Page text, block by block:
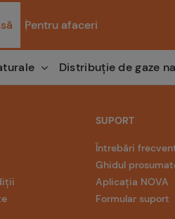
Pentru afaceri
Distribuție de gaze
SUPORT
Întrebări
Ghidul
Aplicația NOVA
Formular suport